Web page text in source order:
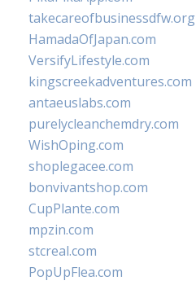
takecareofbusinessdfw.org
HamadaOfJapan.com
VersifyLifestyle.com
kingscreekadventures.com
antaeuslabs.com
purelycleanchemdry.com
WishOping.com
shoplegacee.com
bonvivantshop.com
CupPlante.com
mpzin.com
stcreal.com
PopUpFlea.com